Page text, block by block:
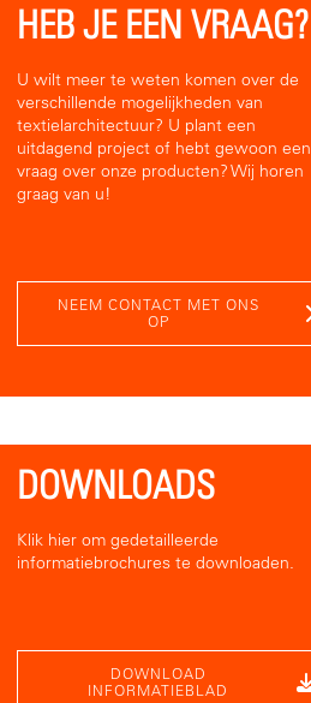
HEB JE EEN VRAAG?
U wilt meer te weten komen over de
verschillende mogelijkheden van
textielarchitectuur? U plant een
uitdagend project of hebt gewoon een
vraag over onze producten? Wij horen
graag van u!
NEEM CONTACT MET ONS
OP
DOWNLOADS
Klik hier om gedetailleerde
informatiebrochures te downloaden.
DOWNLOAD
INFORMATIEBLAD